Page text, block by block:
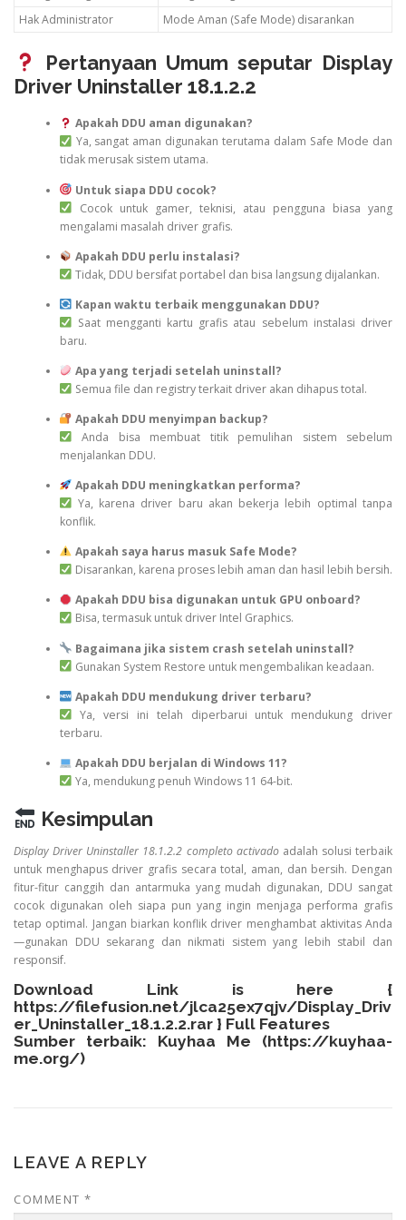
Hak Administrator
Mode Aman (Safe Mode) disarankan
Pertanyaan Umum seputar Display
Driver Uninstaller 18.1.2.2
Apakah DDU aman digunakan?
Ya, sangat aman digunakan terutama dalam Safe Mode dan
tidak merusak sistem utama.
Untuk siapa DDU cocok?
Cocok untuk gamer, teknisi, atau pengguna biasa yang
mengalami masalah driver grafis.
Apakah DDU perlu instalasi?
Tidak, DDU bersifat portabel dan bisa langsung dijalankan.
Kapan waktu terbaik menggunakan DDU?
Saat mengganti kartu grafis atau sebelum instalasi driver
baru.
Apa yang terjadi setelah uninstall?
Semua file dan registry terkait driver akan dihapus total.
Apakah DDU menyimpan backup?
Anda bisa membuat titik pemulihan sistem sebelum
menjalankan DDU.
Apakah DDU meningkatkan performa?
Ya, karena driver baru akan bekerja lebih optimal tanpa
konflik.
Apakah saya harus masuk Safe Mode?
Disarankan, karena proses lebih aman dan hasil lebih bersih.
Apakah DDU bisa digunakan untuk GPU onboard?
Bisa, termasuk untuk driver Intel Graphics.
Bagaimana jika sistem crash setelah uninstall?
Gunakan System Restore untuk mengembalikan keadaan.
Apakah DDU mendukung driver terbaru?
Ya, versi ini telah diperbarui untuk mendukung driver
terbaru.
Apakah DDU berjalan di Windows 11?
Ya, mendukung penuh Windows 11 64-bit.
Kesimpulan
Display Driver Uninstaller 18.1.2.2 completo activadoadalah solusi terbaik
untuk menghapus driver grafis secara total, aman, dan bersih. Dengan
fitur-fitur canggih dan antarmuka yang mudah digunakan, DDU sangat
cocok digunakan oleh siapa pun yang ingin menjaga performa grafis
tetap optimal. Jangan biarkan konflik driver menghambat aktivitas Anda
—gunakan DDU sekarang dan nikmati sistem yang lebih stabil dan
responsif.
Download Link is here {
https://filefusion.net/jlca25ex7qjv/Display_Driv
er_Uninstaller_18.1.2.2.rar } Full Features
Sumber terbaik: Kuyhaa Me (https://kuyhaa-
me.org/)
LEAVE A REPLY
COMMENT *